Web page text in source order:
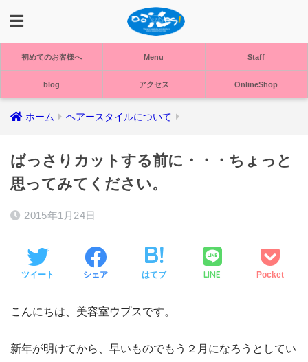
初めてのお客様へ Menu Staff
blog アクセス OnlineShop
ホーム ヘアースタイルについて
ばっさりカットする前に・・・ちょっと
思ってみてください。
2015年1月24日
ツイート シェア はてブ LINE Pocket
こんにちは、美容室ウプスです。
新年が明けてから、早いものでもう２月になろうとしてい